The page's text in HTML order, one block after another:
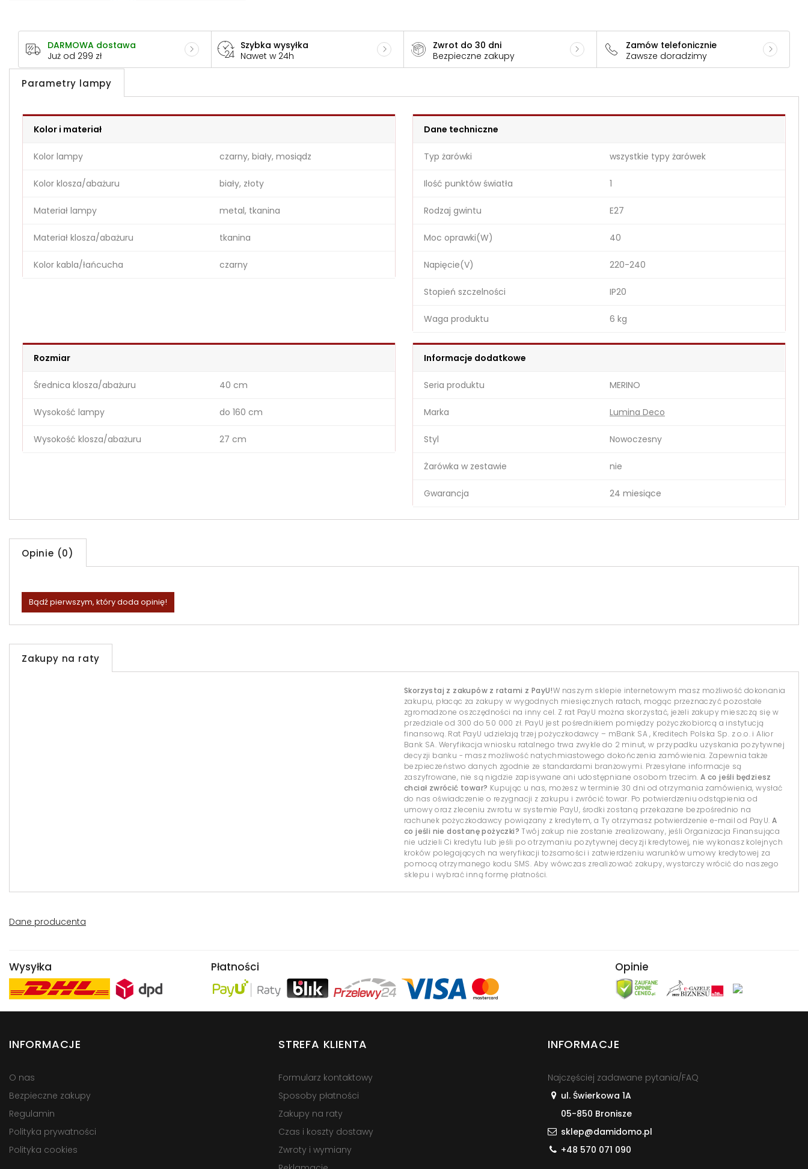
DARMOWA dostawa
Już od 299 zł
Szybka wysyłka
Nawet w 24h
Zwrot do 30 dni
Bezpieczne zakupy
Zamów telefonicznie
Zawsze doradzimy
Parametry lampy
Kolor i materiał
Kolor lampy czarny, biały, mosiądz
Kolor klosza/abażuru biały, złoty
Materiał lampy metal, tkanina
Materiał klosza/abażuru tkanina
Kolor kabla/łańcucha czarny
Dane techniczne
Typ żarówki wszystkie typy żarówek
Ilość punktów światła 1
Rodzaj gwintu E27
Moc oprawki(W) 40
Napięcie(V) 220-240
Stopień szczelności IP20
Waga produktu 6 kg
Rozmiar
Średnica klosza/abażuru 40 cm
Wysokość lampy do 160 cm
Wysokość klosza/abażuru 27 cm
Informacje dodatkowe
Seria produktu MERINO
Marka Lumina Deco
Styl Nowoczesny
Żarówka w zestawie nie
Gwarancja 24 miesiące
Opinie (0)
Bądź pierwszym, który doda opinię!
Zakupy na raty
Skorzystaj z zakupów z ratami z PayU!W naszym sklepie internetowym masz możliwość dokonania
zakupu, płacąc za zakupy w wygodnych miesięcznych ratach, mogąc przeznaczyć pozostałe
zgromadzone oszczędności na inny cel. Z rat PayU można skorzystać, jeżeli zakupy mieszczą się w
przedziale od 300 do 50 000 zł. PayU jest pośrednikiem pomiędzy pożyczkobiorcą a instytucją
finansową. Rat PayU udzielają trzej pożyczkodawcy – mBank SA , Kreditech Polska Sp. z o.o. i Alior
Bank SA. Weryfikacja wniosku ratalnego trwa zwykle do 2 minut, w przypadku uzyskania pozytywnej
decyzji banku - masz możliwość natychmiastowego dokończenia zamówienia. Zapewnia także
bezpieczeństwo danych zgodnie ze standardami branżowymi. Przesyłane informacje są
zaszyfrowane, nie są nigdzie zapisywane ani udostępniane osobom trzecim. A co jeśli będziesz
chciał zwrócić towar? Kupując u nas, możesz w terminie 30 dni od otrzymania zamówienia, wysłać
do nas oświadczenie o rezygnacji z zakupu i zwrócić towar. Po potwierdzeniu odstąpienia od
umowy oraz zleceniu zwrotu w systemie PayU, środki zostaną przekazane bezpośrednio na
rachunek pożyczkodawcy powiązany z kredytem, a Ty otrzymasz potwierdzenie e-mail od PayU. A
co jeśli nie dostanę pożyczki? Twój zakup nie zostanie zrealizowany, jeśli Organizacja Finansująca
nie udzieli Ci kredytu lub jeśli po otrzymaniu pozytywnej decyzji kredytowej, nie wykonasz kolejnych
kroków polegających na weryfikacji tożsamości i zatwierdzeniu warunków umowy kredytowej za
pomocą otrzymanego kodu SMS. Aby wówczas zrealizować zakupy, wystarczy wrócić do naszego
sklepu i wybrać inną formę płatności.
Dane producenta
Wysyłka Płatności Opinie
INFORMACJE
O nas
Bezpieczne zakupy
Regulamin
Polityka prywatności
Polityka cookies
STREFA KLIENTA
Formularz kontaktowy
Sposoby płatności
Zakupy na raty
Czas i koszty dostawy
Zwroty i wymiany
INFORMACJE
Najczęściej zadawane pytania/FAQ
ul. Świerkowa 1A
05-850 Bronisze
sklep@damidomo.pl
+48 570 071 090